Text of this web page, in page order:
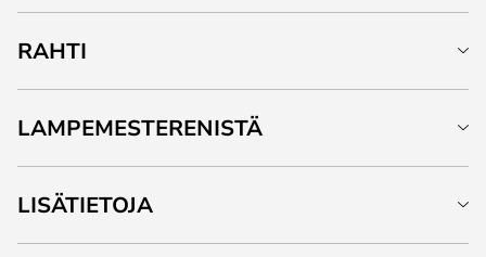
RAHTI
LAMPEMESTERENISTÄ
LISÄTIETOJA